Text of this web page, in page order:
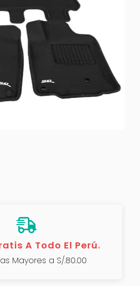
A Todo El Perú.
Mayores a S/.80.00